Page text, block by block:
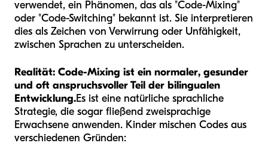
verwendet, ein Phänomen, das als "Code-Mixing"
oder "Code-Switching" bekannt ist. Sie interpretieren
dies als Zeichen von Verwirrung oder Unfähigkeit,
zwischen Sprachen zu unterscheiden.
Realität: Code-Mixing ist ein normaler, gesunder
und oft anspruchsvoller Teil der bilingualen
Entwicklung.Es ist eine natürliche sprachliche
Strategie, die sogar fließend zweisprachige
Erwachsene anwenden. Kinder mischen Codes aus
verschiedenen Gründen: